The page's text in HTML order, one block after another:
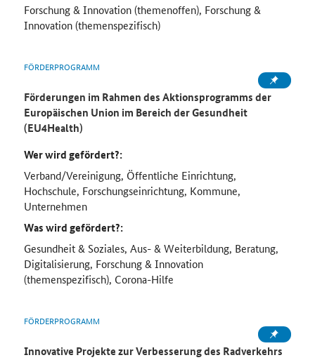
Forschung & Innovation (themenoffen), Forschung &
Innovation (themenspezifisch)
FÖRDERPROGRAMM
Förderungen im Rahmen des Aktionsprogramms der
Europäischen Union im Bereich der Gesundheit
(EU4Health)
Wer wird gefördert?:
Verband/Vereinigung, Öffentliche Einrichtung,
Hochschule, Forschungseinrichtung, Kommune,
Unternehmen
Was wird gefördert?:
Gesundheit & Soziales, Aus- & Weiterbildung, Beratung,
Digitalisierung, Forschung & Innovation
(themenspezifisch), Corona-Hilfe
FÖRDERPROGRAMM
Innovative Projekte zur Verbesserung des Radverkehrs